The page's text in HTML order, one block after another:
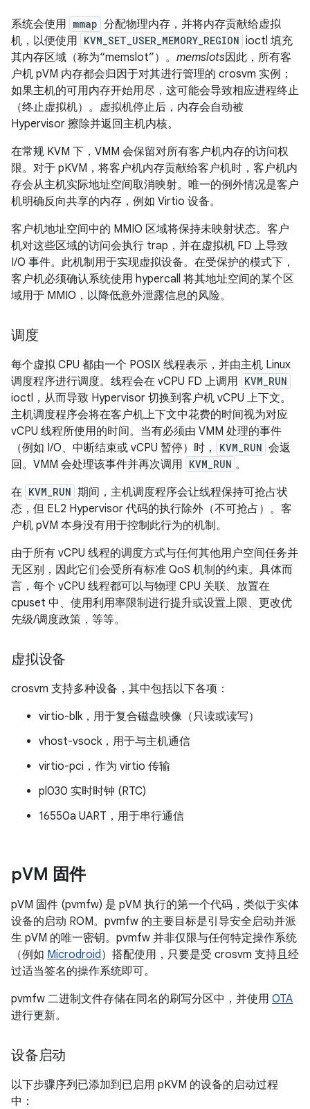
系统会使用 mmap 分配物理内存，并将内存贡献给虚拟
机，以便使用 KVM_SET_USER_MEMORY_REGION ioctl 填充
其内存区域（称为“memslot”）。 memslots因此，所有客
户机 pVM 内存都会归因于对其进行管理的 crosvm 实例；
如果主机的可用内存开始用尽，这可能会导致相应进程终止
（终止虚拟机）。虚拟机停止后，内存会自动被
Hypervisor 擦除并返回主机内核。
在常规 KVM 下，VMM 会保留对所有客户机内存的访问权
限。对于 pKVM，将客户机内存贡献给客户机时，客户机内
存会从主机实际地址空间取消映射。唯一的例外情况是客户
机明确反向共享的内存，例如 Virtio 设备。
客户机地址空间中的 MMIO 区域将保持未映射状态。客户
机对这些区域的访问会执行 trap，并在虚拟机 FD 上导致
I/O 事件。此机制用于实现虚拟设备。在受保护的模式下，
客户机必须确认系统使用 hypercall 将其地址空间的某个区
域用于 MMIO，以降低意外泄露信息的风险。
调度
每个虚拟 CPU 都由一个 POSIX 线程表示，并由主机 Linux
调度程序进行调度。线程会在 vCPU FD 上调用 KVM_RUN
ioctl，从而导致 Hypervisor 切换到客户机 vCPU 上下文。
主机调度程序会将在客户机上下文中花费的时间视为对应
vCPU 线程所使用的时间。当有必须由 VMM 处理的事件
（例如 I/O、中断结束或 vCPU 暂停）时，
KVM_RUN 会返
回。VMM 会处理该事件并再次调用 KVM_RUN 。
在 KVM_RUN 期间，主机调度程序会让线程保持可抢占状
态，但 EL2 Hypervisor 代码的执行除外（不可抢占）。客
户机 pVM 本身没有用于控制此行为的机制。
由于所有 vCPU 线程的调度方式与任何其他用户空间任务并
无区别，因此它们会受所有标准 QoS 机制的约束。具体而
言，每个 vCPU 线程都可以与物理 CPU 关联、放置在
cpuset 中、使用利用率限制进行提升或设置上限、更改优
先级/调度政策，等等。
虚拟设备
crosvm 支持多种设备，其中包括以下各项：
virtio-blk，用于复合磁盘映像（只读或读写）
vhost-vsock，用于与主机通信
virtio-pci，作为 virtio 传输
pl030 实时时钟 (RTC)
16550a UART，用于串行通信
pVM 固件
pVM 固件 (pvmfw) 是 pVM 执行的第一个代码，类似于实体
设备的启动 ROM。pvmfw 的主要目标是引导安全启动并派
生 pVM 的唯一密钥。pvmfw 并非仅限与任何特定操作系统
（例如 Microdroid ）搭配使用，只要是受 crosvm 支持且经
过适当签名的操作系统即可。
pvmfw 二进制文件存储在同名的刷写分区中，并使用 OTA
进行更新。
设备启动
以下步骤序列已添加到已启用 pKVM 的设备的启动过程
中：